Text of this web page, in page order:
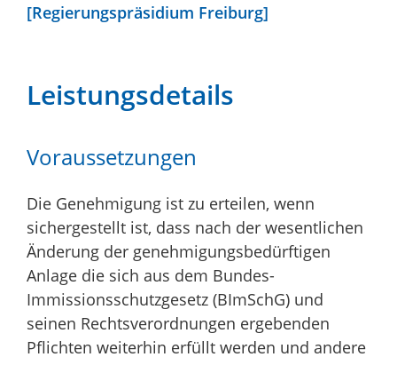
[Regierungspräsidium Freiburg]
Leistungsdetails
Voraussetzungen
Die Genehmigung ist zu erteilen, wenn
sichergestellt ist, dass nach der wesentlichen
Änderung der genehmigungsbedürftigen
Anlage die sich aus dem Bundes-
Immissionsschutzgesetz (BImSchG) und
seinen Rechtsverordnungen ergebenden
Pflichten weiterhin erfüllt werden und andere